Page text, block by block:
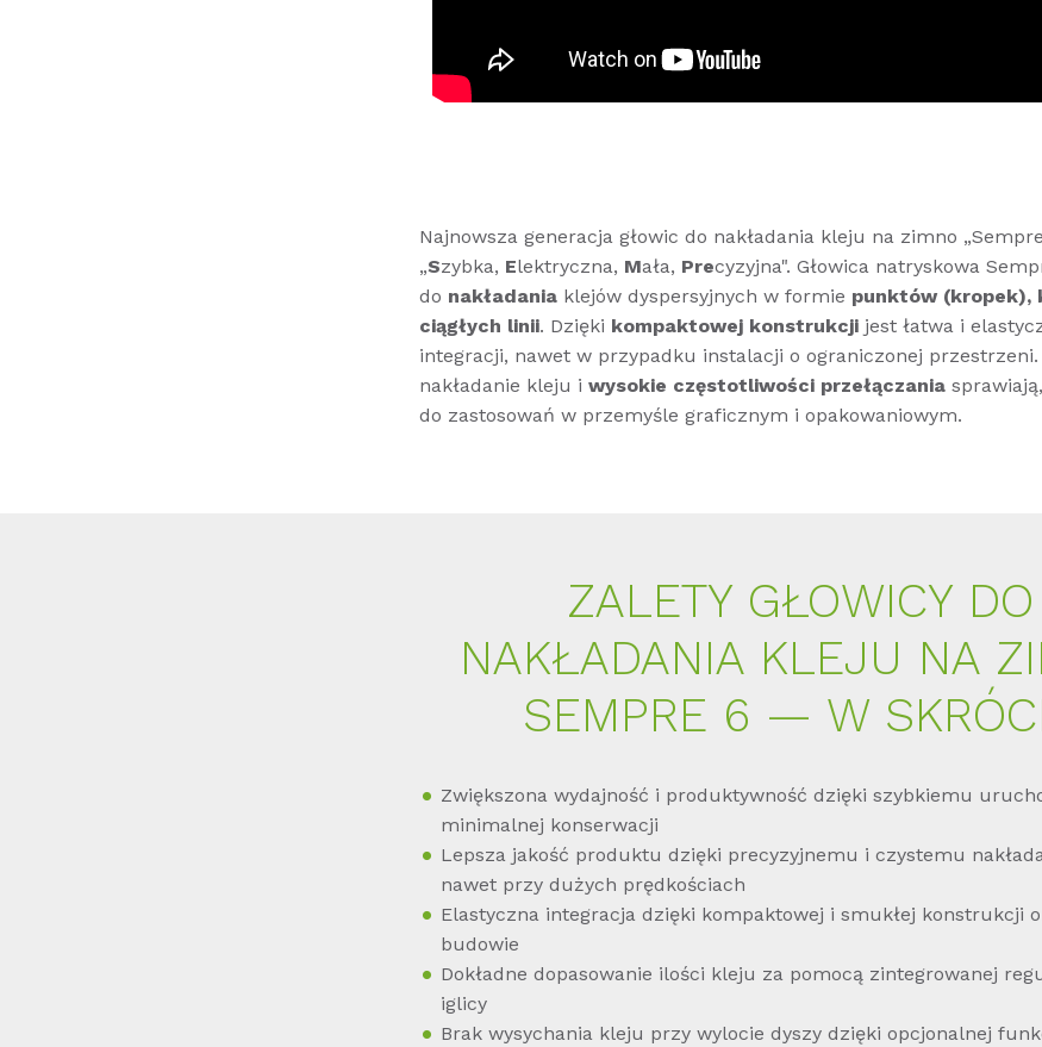
Najnowsza generacja głowic do nakładania kleju na zimno
„Szybka, Elektryczna, Mała, Precyzyjna". Głowica natryskowa
do nakładania klejów dyspersyjnych w formie punktów (kropek),
ciągłych linii. Dzięki kompaktowej konstrukcji jest łatwa i
integracji, nawet w przypadku instalacji o ograniczonej przestrzeni.
nakładanie kleju i wysokie częstotliwości przełączania
do zastosowań w przemyśle graficznym i opakowaniowym.
ZALETY GŁOWICY DO
NAKŁADANIA KLEJU NA
SEMPRE 6 — W
Zwiększona wydajność i produktywność dzięki szybkiemu
minimalnej konserwacji
Lepsza jakość produktu dzięki precyzyjnemu i czystemu
nawet przy dużych prędkościach
Elastyczna integracja dzięki kompaktowej i smukłej konstrukcji
budowie
Dokładne dopasowanie ilości kleju za pomocą zintegrowanej
iglicy
Brak wysychania kleju przy wylocie dyszy dzięki opcjonalnej